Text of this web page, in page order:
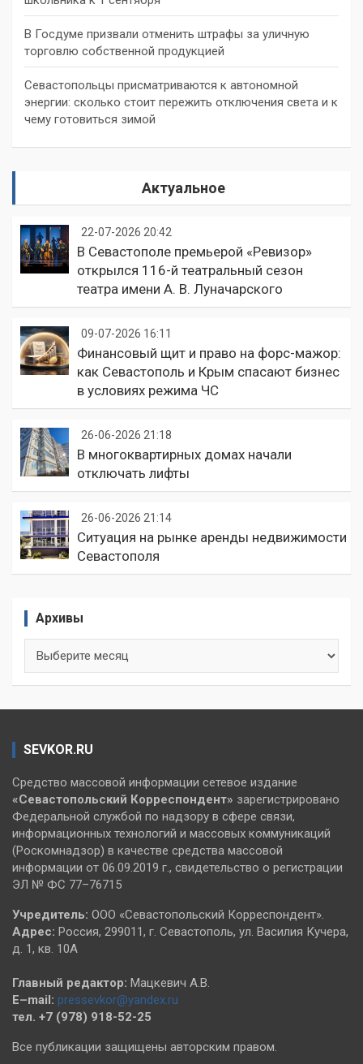
В Госдуме призвали отменить штрафы за уличную
торговлю собственной продукцией
Севастопольцы присматриваются к автономной
энергии: сколько стоит пережить отключения света и к
чему готовиться зимой
Актуальное
22-07-2026 20:42
В Севастополе премьерой «Ревизор»
открылся 116-й театральный сезон
театра имени А. В. Луначарского
09-07-2026 16:11
Финансовый щит и право на форс-мажор:
как Севастополь и Крым спасают бизнес
в условиях режима ЧС
26-06-2026 21:18
В многоквартирных домах начали
отключать лифты
26-06-2026 21:14
Ситуация на рынке аренды недвижимости
Севастополя
Архивы
SEVKOR.RU
Средство массовой информации сетевое издание
«Севастопольский Корреспондент» зарегистрировано
Федеральной службой по надзору в сфере связи,
информационных технологий и массовых коммуникаций
(Роскомнадзор) в качестве средства массовой
информации от 06.09.2019 г., свидетельство о регистрации
ЭЛ № ФС 77–76715
Учредитель: ООО «Севастопольский Корреспондент».
Адрес: Россия, 299011, г. Севастополь, ул. Василия Кучера,
д. 1, кв. 10А
Главный редактор: Мацкевич А.В.
E–mail: pressevkor@yandex.ru
тел. +7 (978) 918-52-25
Все публикации защищены авторским правом.